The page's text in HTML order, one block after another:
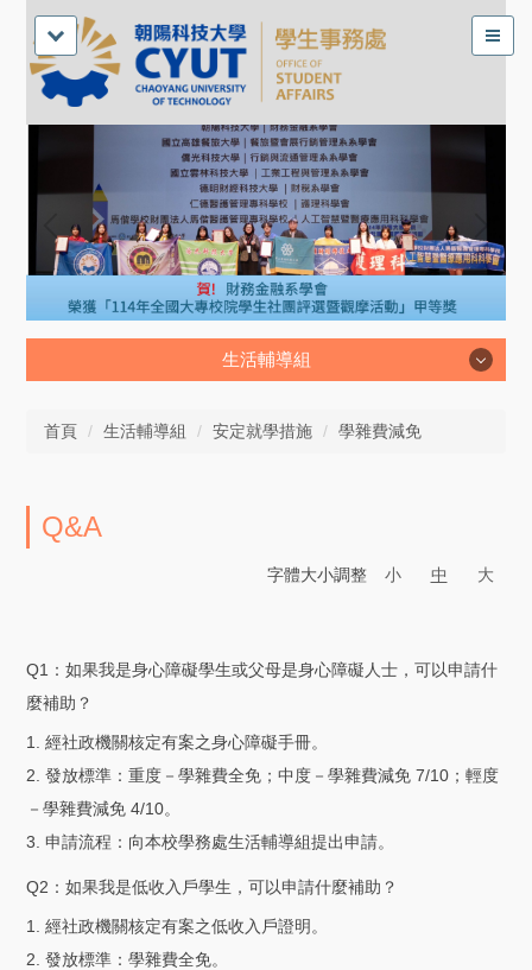
生活輔導組
生活輔導組
首頁 生活輔導組 安定就學措施 學雜費減免
Q&A
字體大小調整 小 中 大
Q1：如果我是身心障礙學生或父母是身心障礙人士，可以申請什
麼補助？
1. 經社政機關核定有案之身心障礙手冊。
2. 發放標準：重度－學雜費全免；中度－學雜費減免 7/10；輕度
－學雜費減免 4/10。
3. 申請流程：向本校學務處生活輔導組提出申請。
Q2：如果我是低收入戶學生，可以申請什麼補助？
1. 經社政機關核定有案之低收入戶證明。
2. 發放標準：學雜費全免。